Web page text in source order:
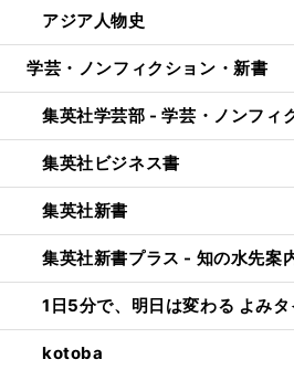
アジア人物史
学芸・ノンフィクション・新書
集英社学芸部 - 学芸・ノンフィ
集英社ビジネス書
集英社新書
集英社新書プラス - 知の水先案
1日5分で、明日は変わる よみ
kotoba